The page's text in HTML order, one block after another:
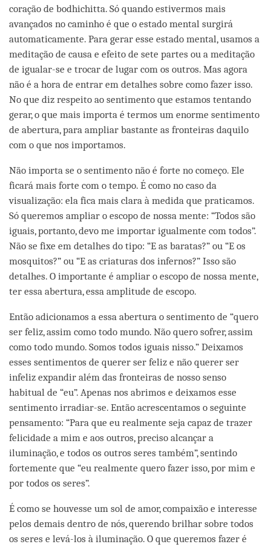
coração de bodhichitta. Só quando estivermos mais
avançados no caminho é que o estado mental surgirá
automaticamente. Para gerar esse estado mental, usamos a
meditação de causa e efeito de sete partes ou a meditação
de igualar-se e trocar de lugar com os outros. Mas agora
não é a hora de entrar em detalhes sobre como fazer isso.
No que diz respeito ao sentimento que estamos tentando
gerar, o que mais importa é termos um enorme sentimento
de abertura, para ampliar bastante as fronteiras daquilo
com o que nos importamos.
Não importa se o sentimento não é forte no começo. Ele
ficará mais forte com o tempo. É como no caso da
visualização: ela fica mais clara à medida que praticamos.
Só queremos ampliar o escopo de nossa mente: “Todos são
iguais, portanto, devo me importar igualmente com todos”.
Não se fixe em detalhes do tipo: “E as baratas?” ou “E os
mosquitos?” ou “E as criaturas dos infernos?” Isso são
detalhes. O importante é ampliar o escopo de nossa mente,
ter essa abertura, essa amplitude de escopo.
Então adicionamos a essa abertura o sentimento de “quero
ser feliz, assim como todo mundo. Não quero sofrer, assim
como todo mundo. Somos todos iguais nisso.” Deixamos
esses sentimentos de querer ser feliz e não querer ser
infeliz expandir além das fronteiras de nosso senso
habitual de “eu”. Apenas nos abrimos e deixamos esse
sentimento irradiar-se. Então acrescentamos o seguinte
pensamento: “Para que eu realmente seja capaz de trazer
felicidade a mim e aos outros, preciso alcançar a
iluminação, e todos os outros seres também”, sentindo
fortemente que “eu realmente quero fazer isso, por mim e
por todos os seres”.
É como se houvesse um sol de amor, compaixão e interesse
pelos demais dentro de nós, querendo brilhar sobre todos
os seres e levá-los à iluminação. O que queremos fazer é